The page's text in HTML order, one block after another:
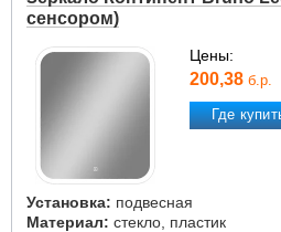
сенсором)
Цены:
200,38 б.р.
Где
Установка: подвесная
Материал: стекло, пластик